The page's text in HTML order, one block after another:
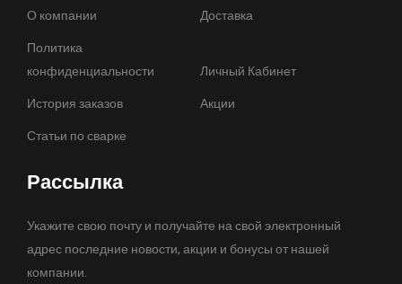
О компании
Доставка
Политика
конфиденциальности
Личный Кабинет
История заказов
Акции
Статьи по сварке
Рассылка
Укажите свою почту и получайте на свой электронный
адрес последние новости, акции и бонусы от нашей
компании.